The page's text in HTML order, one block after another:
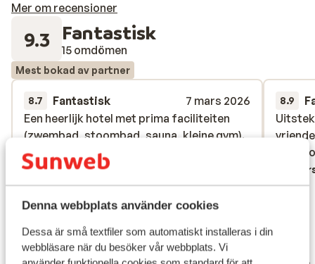
Denna webbplats använder cookies
Dessa är små textfiler som automatiskt installeras i din
webbläsare när du besöker vår webbplats. Vi
Mer om recensioner
9.3 Fantastisk
15 omdömen
Mest bokad av partner
8.7 Fantastisk
7 mars 2026
Een heerlijk hotel met prima faciliteiten
(zwembad, stoombad, sauna, kleine gym).
Het eten (zowel ontbijt als diner) was goed
verzorgd en heerlijk. Ook staan de mensen
graag voor je klaar. Het hotel ligt pal naast
de Pleney lift, dus 's-ochtends ben je snel
rijdt elk kwartier een 'treintje' (ca. 5 min
aan boord). Wat we zelf een klein minpuntje
Een heerlijk hotel met prima faciliteiten
(zwembad, stoombad, sauna, kleine gym).
Het eten (zowel ontbijt als diner) was goed
verzorgd en heerlijk. Ook staan de mensen
graag voor je klaar. Het hotel ligt pal naast
de Pleney lift, dus 's-ochtends ben je sn...
Översätt till svenska
Martin
8.9
zeer
zeer